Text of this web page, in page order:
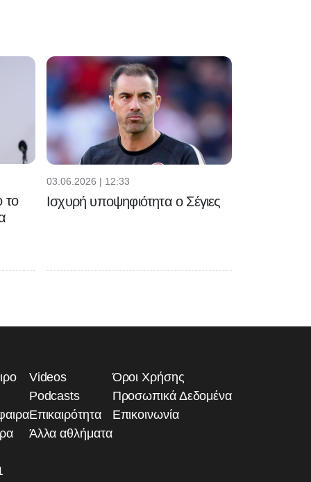
το
03.06.2026 | 12:33
Ισχυρή υποψηφιότητα ο Σέγιες
Videos
Podcasts
Επικαιρότητα
Άλλα αθλήματα
Όροι Χρήσης
Προσωπικά Δεδομένα
Επικοινωνία